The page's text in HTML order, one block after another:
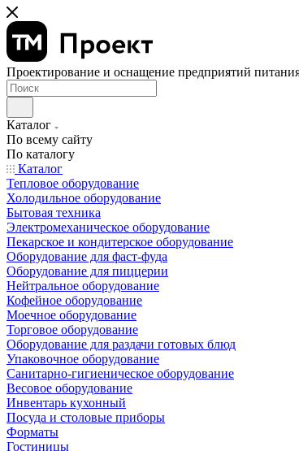
Проектирование и оснащение предприятий
Каталог
По всему сайту
По каталогу
Каталог
Тепловое оборудование
Холодильное оборудование
Бытовая техника
Электромеханическое оборудование
Пекарское и кондитерское оборудование
Оборудование для фаст-фуда
Оборудование для пиццерии
Нейтральное оборудование
Кофейное оборудование
Моечное оборудование
Торговое оборудование
Оборудование для раздачи готовых блюд
Упаковочное оборудование
Санитарно-гигиеническое оборудование
Весовое оборудование
Инвентарь кухонный
Посуда и столовые приборы
Форматы
Гостиницы